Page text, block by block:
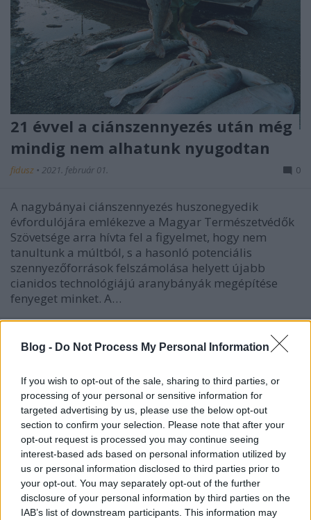
Blog - Do Not Process My Personal Information
If you wish to opt-out of the sale, sharing to third parties, or
processing of your personal or sensitive information for
targeted advertising by us, please use the below opt-out
section to confirm your selection. Please note that after your
opt-out request is processed you may continue seeing
interest-based ads based on personal information utilized by
us or personal information disclosed to third parties prior to
your opt-out. You may separately opt-out of the further
disclosure of your personal information by third parties on the
IAB’s list of downstream participants. This information may
21 évvel a ciánszennyezés után még
mindig nem alhatunk nyugodtan
fidusz • 2021. február 01. 0
A nagybányai ciánszennyezés huszonegyedik
évfordulójára emlékezve a Magyar Természetvédők
Szövetsége arra hívta fel a figyelmet, hogy nem
tanultunk a múltból, s a hasonló potenciális
szennyezőforrások felszámolása helyett újabb
cianidos technológiájú aranybányák megépítése
fenyeget minket. A…